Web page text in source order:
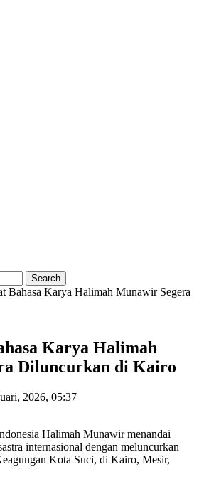
Search
Bahasa Karya Halimah Munawir Segera
Karya Halimah
Diluncurkan di Kairo
2026, 05:37
Halimah Munawir menandai
internasional dengan meluncurkan
Kota Suci, di Kairo, Mesir,